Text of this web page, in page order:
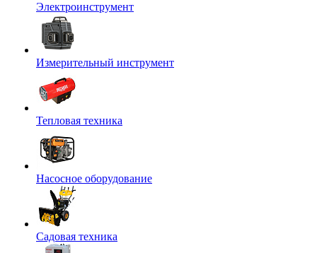
Электроинструмент
Измерительный инструмент
Тепловая техника
Насосное оборудование
Садовая техника